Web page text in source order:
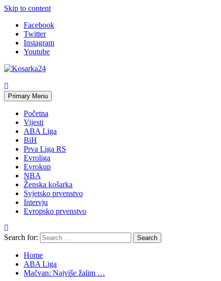
Skip to content
Facebook
Twitter
Instagram
Youtube
Primary Menu
Početna
Vijesti
ABA Liga
BiH
Prva Liga RS
Evroliga
Evrokup
NBA
Ženska košarka
Svjetsko prvenstvo
Intervju
Evropsko prvenstvo
Search for:
Home
ABA Liga
Mačvan: Najviše žalim …